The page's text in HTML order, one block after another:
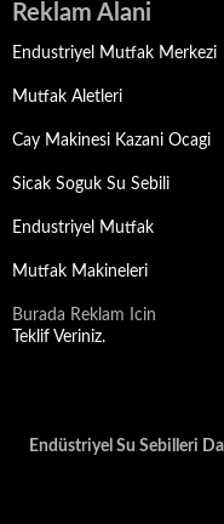
Reklam Alani
Endustriyel Mutfak Merkezi
Mutfak Aletleri
Cay Makinesi Kazani Ocagi
Sicak Soguk Su Sebili
Endustriyel Mutfak
Mutfak Makineleri
Burada Reklam Icin
Teklif Veriniz.
Endüstriyel Su Sebilleri